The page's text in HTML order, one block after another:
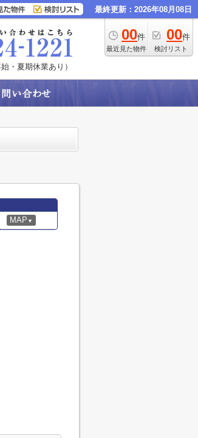
最終更新：2026年08月08日
00件
最近見た物件
00件
検討リスト
・夏期休業あり）
MAP ▼